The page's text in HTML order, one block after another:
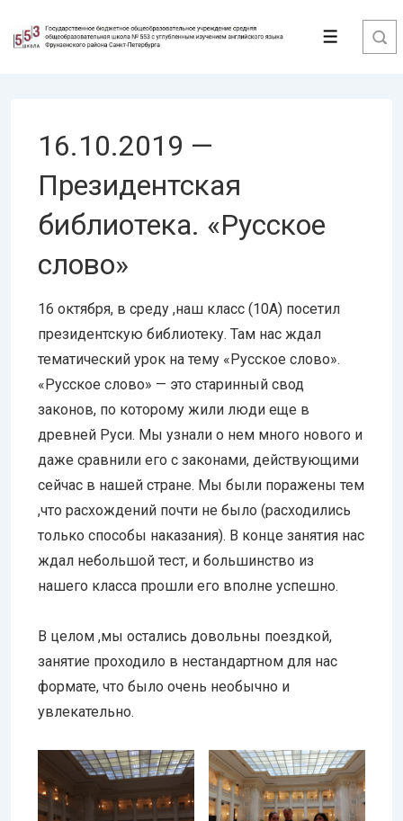
Перейти
Меню
16.10.2019 —
Президентская
библиотека. «Русское
слово»
16 октября, в среду ,наш класс (10А) посетил
президентскую библиотеку. Там нас ждал
тематический урок на тему «Русское слово».
«Русское слово» — это старинный свод
законов, по которому жили люди еще в
древней Руси. Мы узнали о нем много нового и
даже сравнили его с законами, действующими
сейчас в нашей стране. Мы были поражены тем
,что расхождений почти не было (расходились
только способы наказания). В конце занятия нас
ждал небольшой тест, и большинство из
нашего класса прошли его вполне успешно.
В целом ,мы остались довольны поездкой,
занятие проходило в нестандартном для нас
формате, что было очень необычно и
увлекательно.